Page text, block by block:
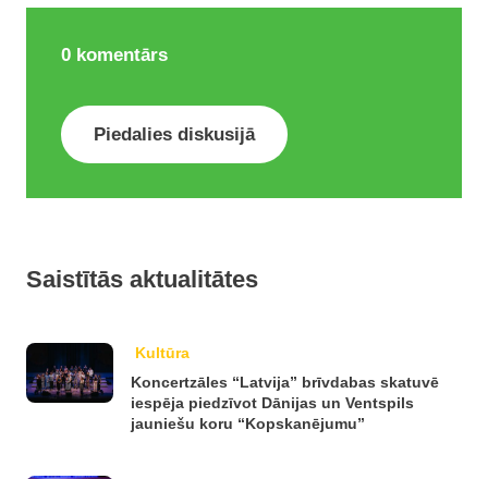
0 komentārs
Piedalies diskusijā
Saistītās aktualitātes
Kultūra
Koncertzāles “Latvija” brīvdabas skatuvē
iespēja piedzīvot Dānijas un Ventspils
jauniešu koru “Kopskanējumu”